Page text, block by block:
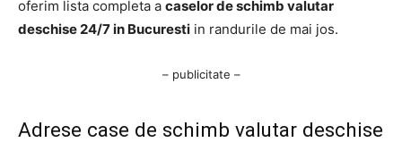
oferim lista completa a caselor de schimb valutar
deschise 24/7 in Bucuresti in randurile de mai jos.
– publicitate –
Adrese case de schimb valutar deschise